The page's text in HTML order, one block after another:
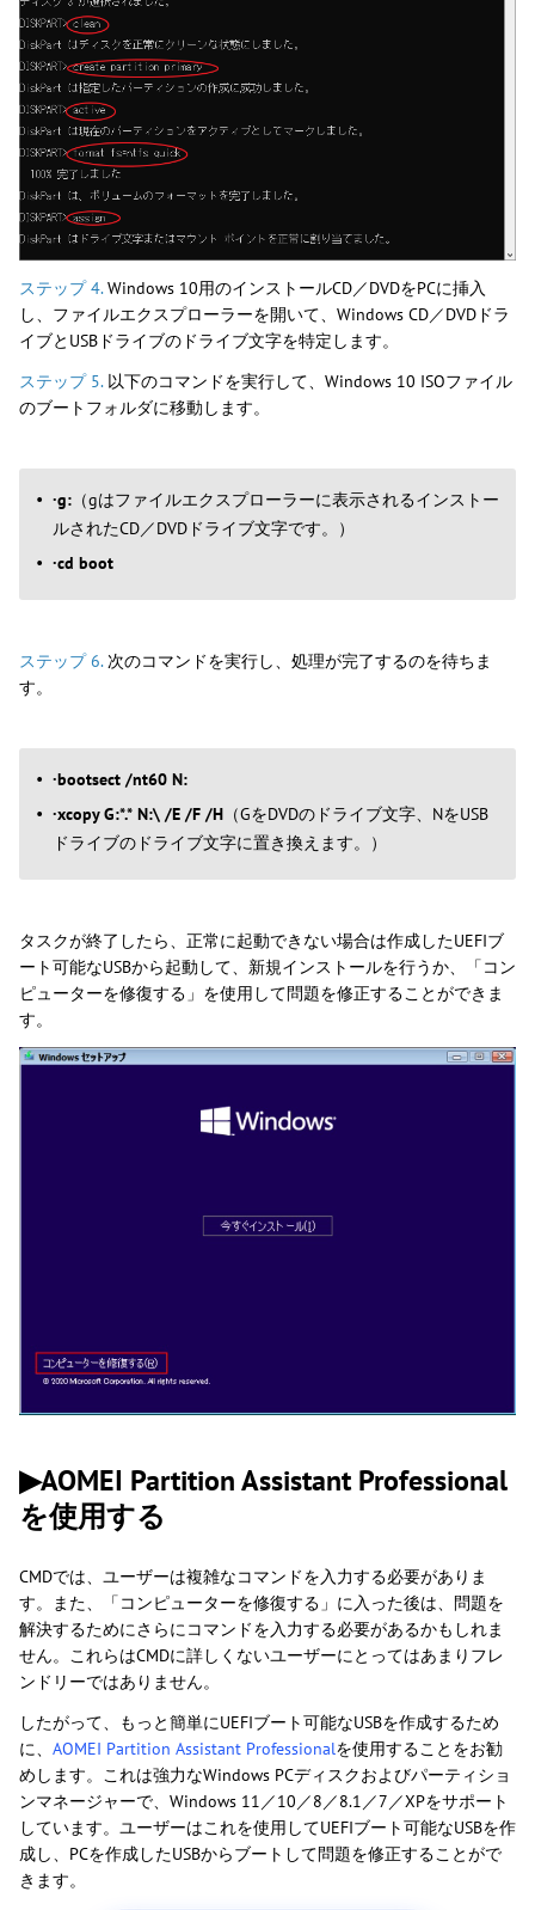
ステップ 4.Windows 10用のインストールCD／DVDをPCに挿入
し、ファイルエクスプローラーを開いて、Windows CD／DVDドラ
イブとUSBドライブのドライブ文字を特定します。
ステップ 5. 以下のコマンドを実行して、Windows 10 ISOファイル
のブートフォルダに移動します。
·g: （gはファイルエクスプローラーに表示されるインストー
ルされたCD／DVDドライブ文字です。）
·cd boot
ステップ 6. 次のコマンドを実行し、処理が完了するのを待ちま
す。
·bootsect /nt60 N:
·xcopy G:*.* N:\ /E /F /H （GをDVDのドライブ文字、NをUSB
ドライブのドライブ文字に置き換えます。）
タスクが終了したら、正常に起動できない場合は作成したUEFIブ
ート可能なUSBから起動して、新規インストールを行うか、「コン
ピューターを修復する」を使用して問題を修正することができま
す。
▶AOMEI Partition Assistant Professional
を使用する
CMDでは、ユーザーは複雑なコマンドを入力する必要がありま
す。また、「コンピューターを修復する」に入った後は、問題を
解決するためにさらにコマンドを入力する必要があるかもしれま
せん。これらはCMDに詳しくないユーザーにとってはあまりフレ
ンドリーではありません。
したがって、もっと簡単にUEFIブート可能なUSBを作成するため
に、 AOMEI Partition Assistant Professionalを使用することをお勧
めします。これは強力なWindows PCディスクおよびパーティショ
ンマネージャーで、Windows 11／10／8／8.1／7／XPをサポート
しています。ユーザーはこれを使用してUEFIブート可能なUSBを作
成し、PCを作成したUSBからブートして問題を修正することがで
きます。